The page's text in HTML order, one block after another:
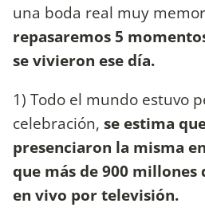
una boda real muy
repasaremos 5
se vivieron ese día.
1) Todo el mundo estuvo
celebración, se estima
presenciaron la misma
que más de 900
en vivo por televisión.